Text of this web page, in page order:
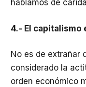
hablamos de
4.- El capitalismo
No es de extrañar
considerado la
orden económico